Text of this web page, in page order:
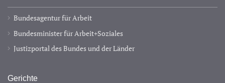
Bundesagentur für Arbeit
Bundesminister für Arbeit+Soziales
Justizportal des Bundes und der Länder
Gerichte